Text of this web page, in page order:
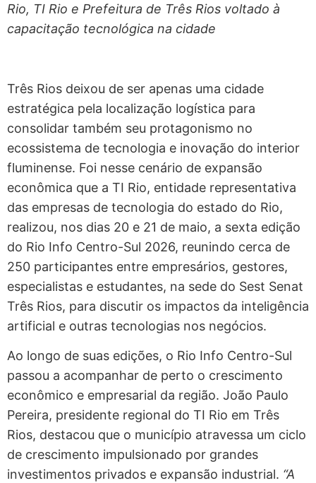
Rio, TI Rio e Prefeitura de Três Rios voltado à
capacitação tecnológica na cidade
Três Rios deixou de ser apenas uma cidade
estratégica pela localização logística para
consolidar também seu protagonismo no
ecossistema de tecnologia e inovação do interior
fluminense. Foi nesse cenário de expansão
econômica que a TI Rio, entidade representativa
das empresas de tecnologia do estado do Rio,
realizou, nos dias 20 e 21 de maio, a sexta edição
do Rio Info Centro-Sul 2026, reunindo cerca de
250 participantes entre empresários, gestores,
especialistas e estudantes, na sede do Sest Senat
Três Rios, para discutir os impactos da inteligência
artificial e outras tecnologias nos negócios.
Ao longo de suas edições, o Rio Info Centro-Sul
passou a acompanhar de perto o crescimento
econômico e empresarial da região. João Paulo
Pereira, presidente regional do TI Rio em Três
Rios, destacou que o município atravessa um ciclo
de crescimento impulsionado por grandes
investimentos privados e expansão industrial. “A